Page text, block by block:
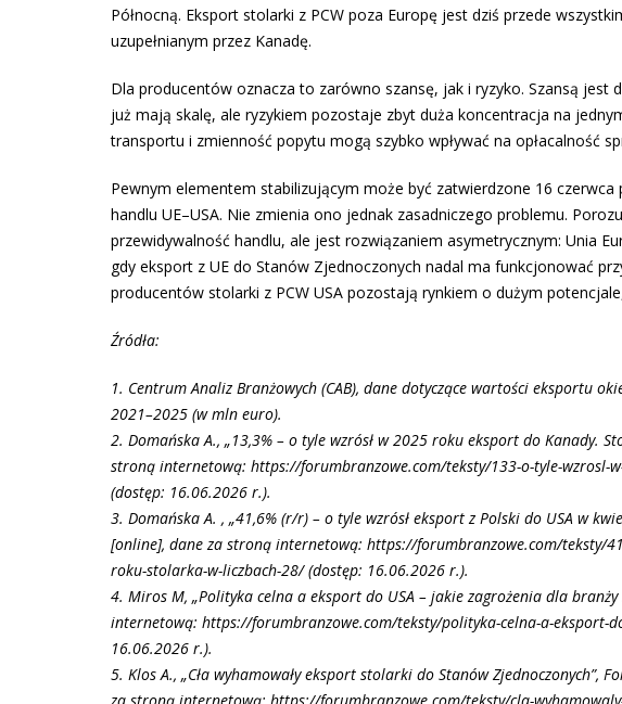
Północną. Eksport stolarki z PCW poza Europę jest dziś przede
uzupełnianym przez Kanadę.
Dla producentów oznacza to zarówno szansę, jak i ryzyko. Szansą jest
już mają skalę, ale ryzykiem pozostaje zbyt duża koncentracja na
transportu i zmienność popytu mogą szybko wpływać na opłacalność
Pewnym elementem stabilizującym może być zatwierdzone 16
handlu UE–USA. Nie zmienia ono jednak zasadniczego problemu.
przewidywalność handlu, ale jest rozwiązaniem asymetrycznym: Unia
gdy eksport z UE do Stanów Zjednoczonych nadal ma funkcjonować
producentów stolarki z PCW USA pozostają rynkiem o dużym
Źródła:
1. Centrum Analiz Branżowych (CAB), dane dotyczące wartości eksportu
2021–2025 (w mln euro).
2. Domańska A., „13,3% – o tyle wzrósł w 2025 roku eksport do Kanady.
stroną internetową: https://forumbranzowe.com/teksty/133-o-tyle-wzrosl-
(dostęp: 16.06.2026 r.).
3. Domańska A. , „41,6% (r/r) – o tyle wzrósł eksport z Polski do USA w
[online], dane za stroną internetową: https://forumbranzowe.com/teksty/
roku-stolarka-w-liczbach-28/ (dostęp: 16.06.2026 r.).
4. Miros M, „Polityka celna a eksport do USA – jakie zagrożenia dla
internetową: https://forumbranzowe.com/teksty/polityka-celna-a-eksport-
16.06.2026 r.).
5. Klos A., „Cła wyhamowały eksport stolarki do Stanów
za stroną internetową: https://forumbranzowe.com/teksty/cla-